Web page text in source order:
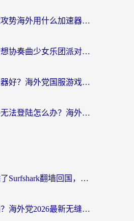
反恐精英：全球攻势海外用什么加速器登录？海外党国服游戏畅玩指南
乌克兰怎么玩梦想协奏曲少女乐团派对？海外党国服游戏加速全攻略（附欧洲重生细胞荒野行动不卡技巧）
玩末剑哪个加速器好？海外党国服游戏畅玩终极指南（附3款热门游戏实测）
宝石大乱斗国外无法登陆怎么办？海外玩家专属加速指南（附穿越火线原野传说解决方案）
海外党必看：除了Surfshark翻墙回国，这些加速器选择技巧你真的懂吗？
回国后怎么翻墙？海外党2026最新无缝访问国内资源全攻略（附对比实测）